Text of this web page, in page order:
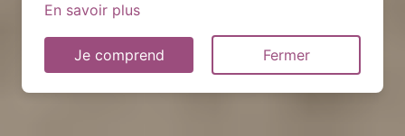
En savoir plus
Je comprend Fermer